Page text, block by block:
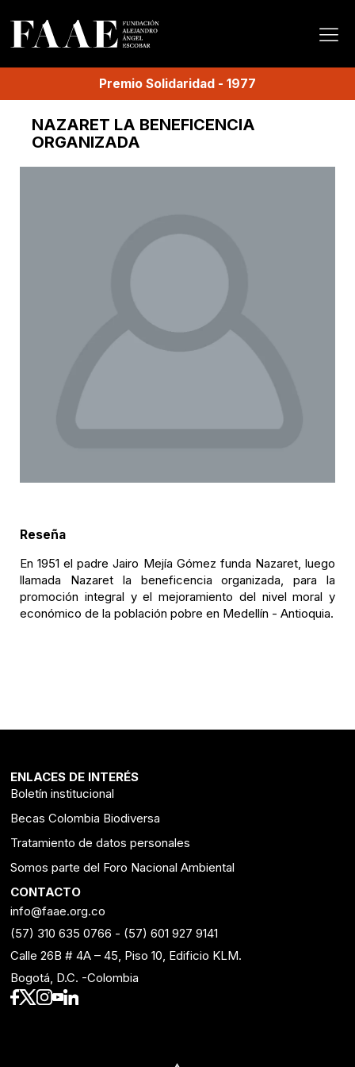
Premio Solidaridad - 1977
NAZARET LA BENEFICENCIA
ORGANIZADA
Reseña
En 1951 el padre Jairo Mejía Gómez funda Nazaret, luego
llamada Nazaret la beneficencia organizada, para la
promoción integral y el mejoramiento del nivel moral y
económico de la población pobre en Medellín - Antioquia.
ENLACES DE INTERÉS
Boletín institucional
Becas Colombia Biodiversa
Tratamiento de datos personales
Somos parte del Foro Nacional Ambiental
CONTACTO
info@faae.org.co
(57) 310 635 0766 - (57) 601 927 9141
Calle 26B # 4A – 45, Piso 10, Edificio KLM.
Bogotá, D.C. -Colombia